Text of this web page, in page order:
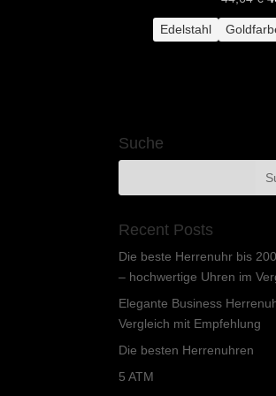
Edelstahl
Suche
Recent Posts
Die beste Herrenuhr bis
– hochwertige Uhren im
Elegante Business
Vergleich mit Empfehlung
Die besten Herrenuhren
5 ATM